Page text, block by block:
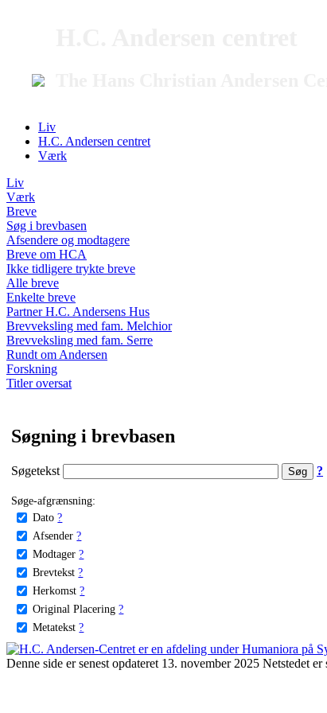
Liv
H.C. Andersen centret
Værk
Liv
Værk
Breve
Søg i brevbasen
Afsendere og modtagere
Breve om HCA
Ikke tidligere trykte breve
Alle breve
Enkelte breve
Partner H.C. Andersens Hus
Brevveksling med fam. Melchior
Brevveksling med fam. Serre
Rundt om Andersen
Forskning
Titler oversat
Søgning i brevbasen
Søgetekst ?
Søge-afgrænsning:
Dato ?
Afsender ?
Modtager ?
Brevtekst ?
Herkomst ?
Original Placering ?
Metatekst ?
Denne side er senest opdateret 13. november 2025 Netstedet